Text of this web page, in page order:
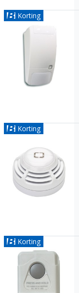
Korting
Korting
Korting